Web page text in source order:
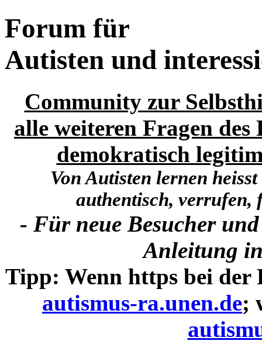
Forum für
Autisten und
Community zur
alle weiteren Fragen
demokratisch
Von Autisten lernen
authentisch, verrufen,
- Für neue Besucher
Anleitung
Tipp: Wenn https bei der
autismus-ra.unen.de;